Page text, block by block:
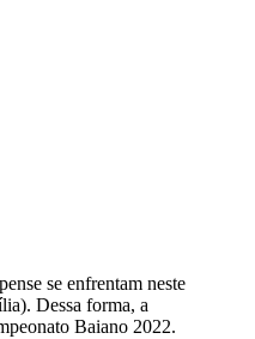
se enfrentam neste
Dessa forma, a
Baiano 2022.